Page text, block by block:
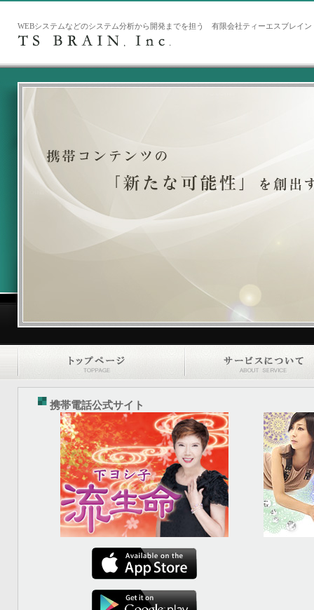
WEBシステムなどのシステム分析から開発までを担う 有限会社ティーエスブレイン
携帯電話公式サイト